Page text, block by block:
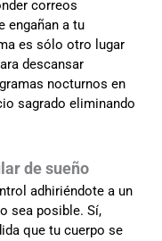
correos
engañan a tu
es sólo otro lugar
descansar
nocturnos en
sagrado eliminando
de sueño
adhiriéndote a un
sea posible. Sí,
que tu cuerpo se